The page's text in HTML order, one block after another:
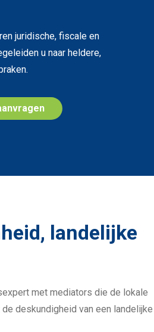
juridische, fiscale en
u naar heldere,
landelijke
met mediators die de lokale
deskundigheid van een landelijke